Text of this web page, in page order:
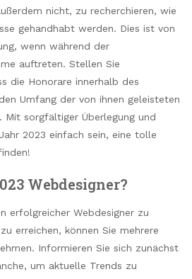
nicht, zu recherchieren, wie
gehandhabt werden. Dies ist von
wenn während der
auftreten. Stellen Sie
die Honorare innerhalb des
Umfang der von ihnen geleisteten
Mit sorgfältiger Überlegung und
2023 einfach sein, eine tolle
Webdesigner?
erfolgreicher Webdesigner zu
erreichen, können Sie mehrere
Informieren Sie sich zunächst
um aktuelle Trends zu